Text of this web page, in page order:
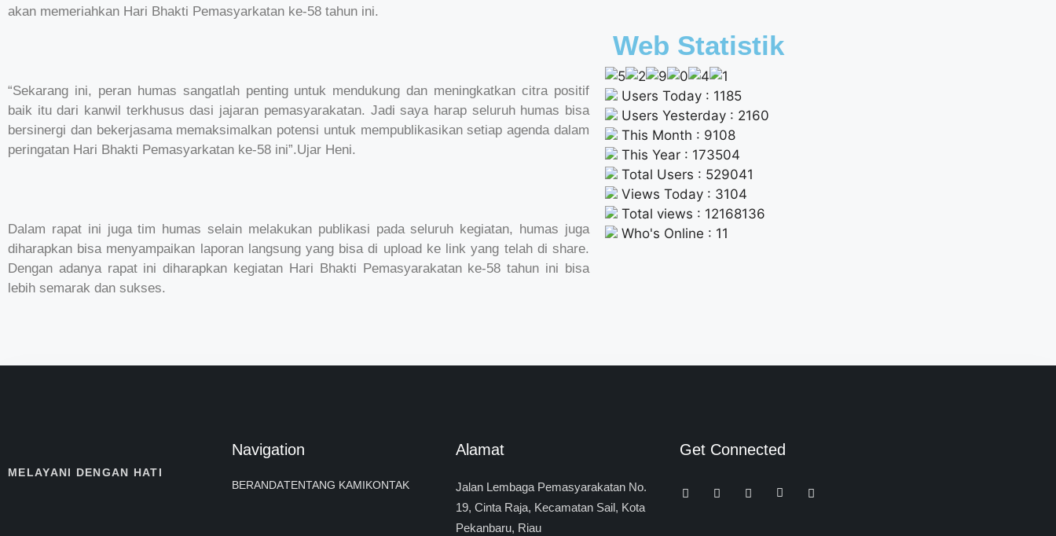
akan memeriahkan Hari Bhakti Pemasyarkatan ke-58 tahun ini.
“Sekarang ini, peran humas sangatlah penting untuk mendukung dan meningkatkan citra positif
baik itu dari kanwil terkhusus dasi jajaran pemasyarakatan. Jadi saya harap seluruh humas bisa
bersinergi dan bekerjasama memaksimalkan potensi untuk mempublikasikan setiap agenda dalam
peringatan Hari Bhakti Pemasyarkatan ke-58 ini”.Ujar Heni.
Dalam rapat ini juga tim humas selain melakukan publikasi pada seluruh kegiatan, humas juga
diharapkan bisa menyampaikan laporan langsung yang bisa di upload ke link yang telah di share.
Dengan adanya rapat ini diharapkan kegiatan Hari Bhakti Pemasyarakatan ke-58 tahun ini bisa
lebih semarak dan sukses.
Web Statistik
Users Today : 1185
Users Yesterday : 2160
This Month : 9108
This Year : 173504
Total Users : 529041
Views Today : 3104
Total views : 12168136
Who's Online : 11
MELAYANI DENGAN HATI
Navigation
BERANDATENTANG KAMIKONTAK
Alamat
Jalan Lembaga Pemasyarakatan No.
19, Cinta Raja, Kecamatan Sail, Kota
Pekanbaru, Riau
Get Connected